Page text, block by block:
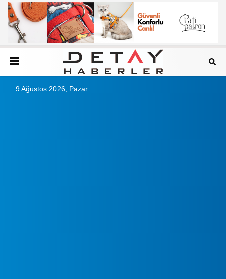
9 Ağustos 2026, Pazar